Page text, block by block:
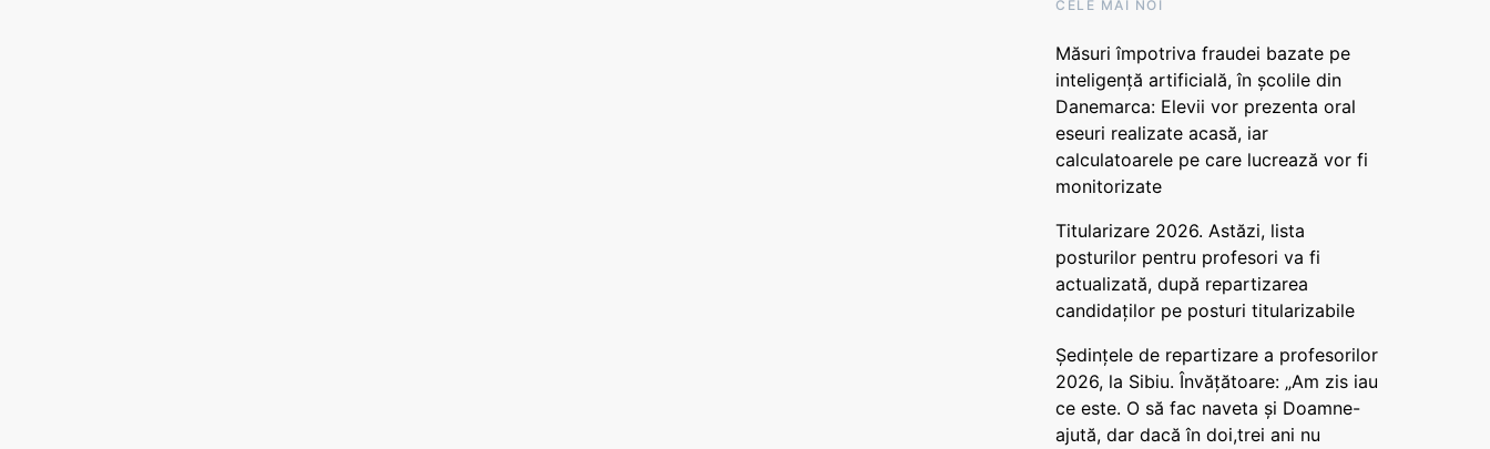
CELE MAI NOI
Măsuri împotriva fraudei bazate pe
inteligență artificială, în școlile din
Danemarca: Elevii vor prezenta oral
eseuri realizate acasă, iar
calculatoarele pe care lucrează vor fi
monitorizate
Titularizare 2026. Astăzi, lista
posturilor pentru profesori va fi
actualizată, după repartizarea
candidaților pe posturi titularizabile
Ședințele de repartizare a profesorilor
2026, la Sibiu. Învățătoare: „Am zis iau
ce este. O să fac naveta și Doamne-
ajută, dar dacă în doi,trei ani nu